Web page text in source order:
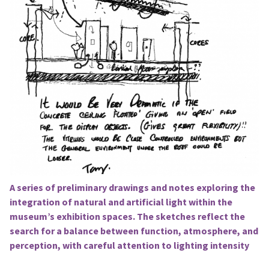
A series of preliminary drawings and notes exploring the
integration of natural and artificial light within the
museum’s exhibition spaces. The sketches reflect the
search for a balance between function, atmosphere, and
perception, with careful attention to lighting intensity